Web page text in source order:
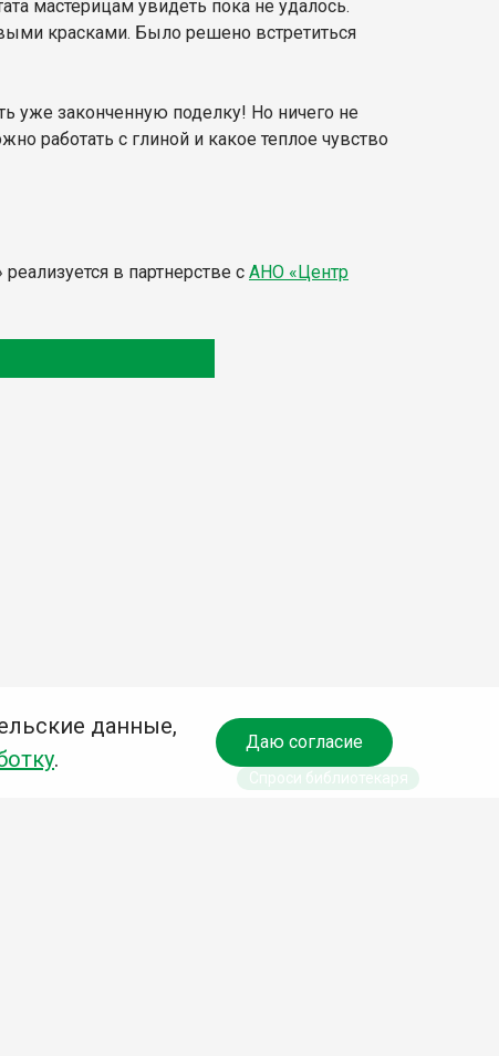
мастерицам увидеть пока не удалось.
красками. Было решено встретиться
уже законченную поделку! Но ничего не
работать с глиной и какое теплое чувство
в партнерстве с АНО «Центр
данные,
.
Даю согласие
Спроси библиотекаря